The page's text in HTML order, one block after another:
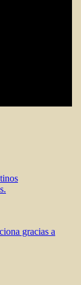
gracias a